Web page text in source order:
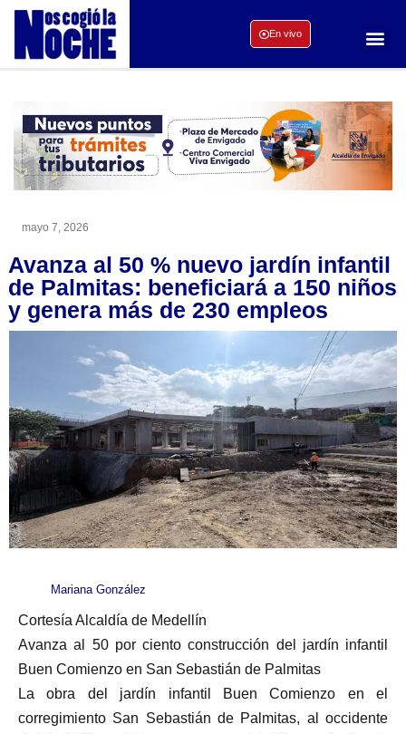
En vivo
mayo 7, 2026
Avanza al 50 % nuevo jardín infantil
de Palmitas: beneficiará a 150 niños
y genera más de 230 empleos
Mariana González
Cortesía Alcaldía de Medellín
Avanza al 50 por ciento construcción del jardín infantil
Buen Comienzo en San Sebastián de Palmitas
La obra del jardín infantil Buen Comienzo en el
corregimiento San Sebastián de Palmitas, al occidente